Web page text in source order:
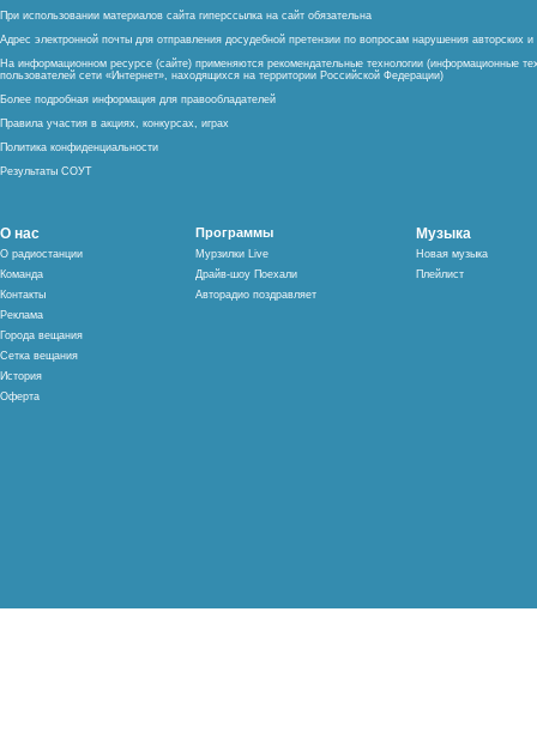
При использовании материалов сайта гиперссылка на сайт обязательна
Адрес электронной почты для отправления досудебной претензии по вопросам нарушения авторских
На информационном ресурсе (сайте) применяются рекомендательные технологии (информационные
пользователей сети «Интернет», находящихся на территории Российской Федерации)
Более подробная информация для правообладателей
Правила участия в акциях, конкурсах, играх
Политика конфиденциальности
Результаты СОУТ
О нас
О радиостанции
Команда
Контакты
Реклама
Города вещания
Сетка вещания
История
Оферта
Программы
Мурзилки Live
Драйв-шоу Поехали
Авторадио поздравляет
Музыка
Новая музыка
Плейлист